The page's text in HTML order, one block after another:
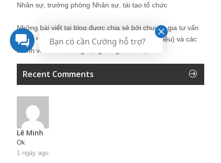
Nhân sự, trưởng phòng Nhân sự, tái tạo tổ chức
Những bài viết tại blog được chia sẻ bởi chuyên gia tư vấn
Quản trị Nhân sự Nguyễn Hùng Cường (giới thiệu) và các
thành viên khác trong cộng đồng Nhân sự.
Recent Comments
Lê Minh
Ok
1 ngày ago
Bạn có cần Cường hỗ trợ?